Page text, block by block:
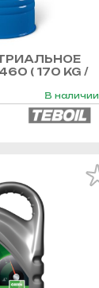
( 170 KG /
В наличии